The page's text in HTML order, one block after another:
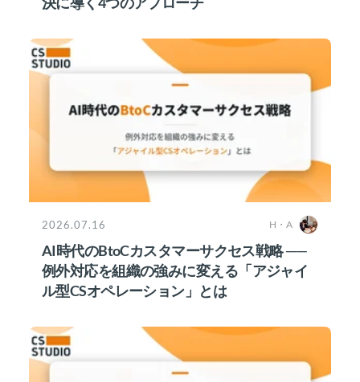
2026.07.16 H・A
AI時代のBtoCカスタマーサクセス戦略 ──
例外対応を組織の強みに変える「アジャイ
ル型CSオペレーション」とは